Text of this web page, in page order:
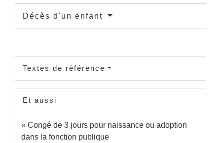
Décès d'un enfant
Textes de référence
Et aussi
Congé de 3 jours pour naissance ou adoption
dans la fonction publique